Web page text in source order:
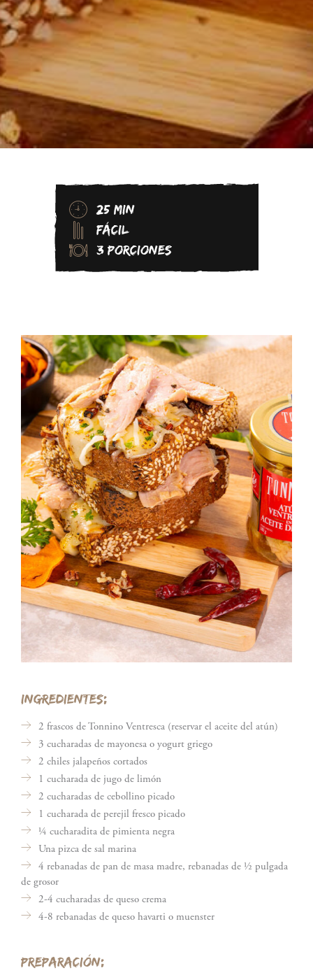
25 MIN
FÁCIL
3 PORCIONES
INGREDIENTES:
2 frascos de Tonnino Ventresca (reservar el aceite del atún)
3 cucharadas de mayonesa o yogurt griego
2 chiles jalapeños cortados
1 cucharada de jugo de limón
2 cucharadas de cebollino picado
1 cucharada de perejil fresco picado
¼ cucharadita de pimienta negra
Una pizca de sal marina
4 rebanadas de pan de masa madre, rebanadas de ½ pulgada
de grosor
2-4 cucharadas de queso crema
4-8 rebanadas de queso havarti o muenster
PREPARACIÓN: